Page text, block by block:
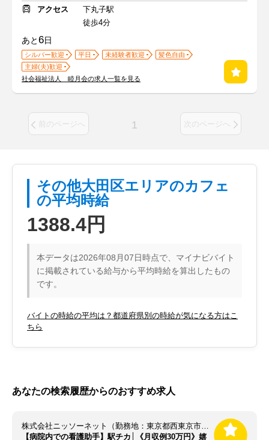
アクセス
下丸子駅
徒歩4分
あと6日
シルバー歓迎 平日 未経験者歓迎
髪色自由
主婦(夫)歓迎
社会福祉法人 睦月会の求人一覧を見る
前のページへ 1 次のページへ
その他大田区エリアのカフェ
の平均時給
1388.4円
本データは2026年08月07日時点で、マイナビバイト
に掲載されている給与から平均時給を算出したもの
です。
バイトの時給の平均は？都道府県別の時給が気になる方はこ
ちら
あなたの検索履歴からのおすすめ求人
株式会社ニッソーネット（勤務地：東京都西東京市）/a095i000000QveGAAS!
【病院内での看護助手】駅チカ│《月収例30万円》嬉